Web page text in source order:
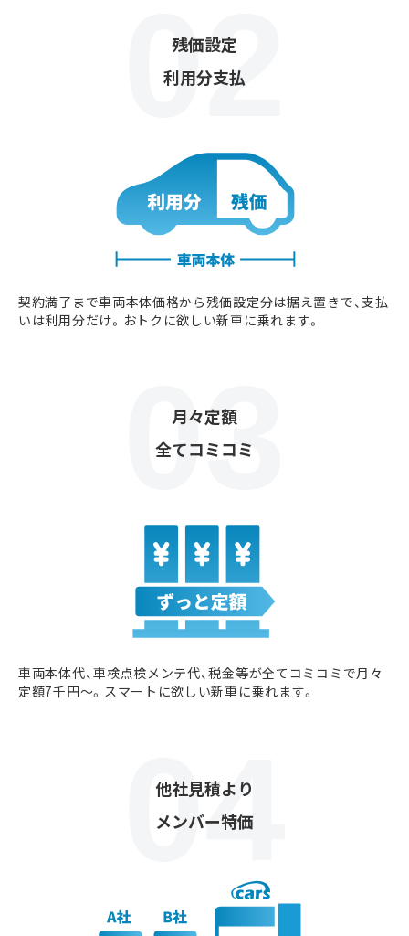
残価設定
利用分支払
契約満了まで車両本体価格から残価設定分は据え置きで、支払
いは利用分だけ。おトクに欲しい新車に乗れます。
月々定額
全てコミコミ
車両本体代、車検点検メンテ代、税金等が全てコミコミで月々
定額7千円〜。スマートに欲しい新車に乗れます。
他社見積より
メンバー特価